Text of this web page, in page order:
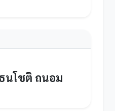
นโชติ ถนอม